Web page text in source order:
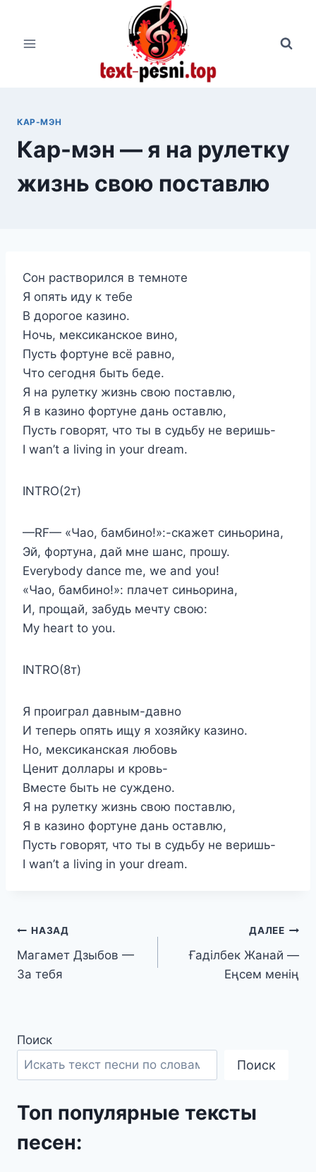
содержимому
КАР-МЭН
Кар-мэн — я на рулетку
жизнь свою поставлю
Сон растворился в темноте
Я опять иду к тебе
В дорогое казино.
Ночь, мексиканское вино,
Пусть фортуне всё равно,
Что сегодня быть беде.
Я на рулетку жизнь свою поставлю,
Я в казино фортуне дань оставлю,
Пусть говорят, что ты в судьбу не веришь-
I wan’t a living in your dream.
INTRO(2т)
—RF— «Чао, бамбино!»:-скажет синьорина,
Эй, фортуна, дай мне шанс, прошу.
Everybody dance me, we and you!
«Чао, бамбино!»: плачет синьорина,
И, прощай, забудь мечту свою:
My heart to you.
INTRO(8т)
Я проиграл давным-давно
И теперь опять ищу я хозяйку казино.
Но, мексиканская любовь
Ценит доллары и кровь-
Вместе быть не суждено.
Я на рулетку жизнь свою поставлю,
Я в казино фортуне дань оставлю,
Пусть говорят, что ты в судьбу не веришь-
I wan’t a living in your dream.
Навигация
по
НАЗАД
Магамет Дзыбов —
За тебя
ДАЛЕЕ
Ғаділбек Жанай —
Еңсем менің
Поиск
Поиск
Топ популярные тексты
песен: